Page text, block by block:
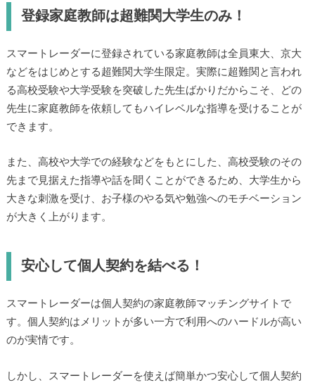
登録家庭教師は超難関大学生のみ！
スマートレーダーに登録されている家庭教師は全員東大、京大
などをはじめとする超難関大学生限定。実際に超難関と言われ
る高校受験や大学受験を突破した先生ばかりだからこそ、どの
先生に家庭教師を依頼してもハイレベルな指導を受けることが
できます。
また、高校や大学での経験などをもとにした、高校受験のその
先まで見据えた指導や話を聞くことができるため、大学生から
大きな刺激を受け、お子様のやる気や勉強へのモチベーション
が大きく上がります。
安心して個人契約を結べる！
スマートレーダーは個人契約の家庭教師マッチングサイトで
す。個人契約はメリットが多い一方で利用へのハードルが高い
のが実情です。
しかし、スマートレーダーを使えば簡単かつ安心して個人契約